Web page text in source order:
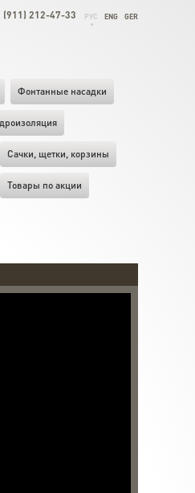
(911) 212-47-33 РУС ENG GER
Фонтанные насадки
Cачки, щетки, корзины
Товары по акции